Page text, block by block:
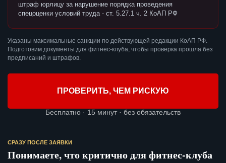
штраф юрлицу за нарушение порядка проведения
спецоценки условий труда - ст. 5.27.1 ч. 2 КоАП РФ
Указаны максимальные санкции по действующей редакции КоАП РФ.
Подготовим документы для фитнес-клуба, чтобы проверка прошла без
предписаний и штрафов.
ПРОВЕРИТЬ, ЧЕМ РИСКУЮ
Бесплатно · 15 минут · без обязательств
СРАЗУ ПОСЛЕ ЗАЯВКИ
Понимаете, что критично для фитнес-клуба